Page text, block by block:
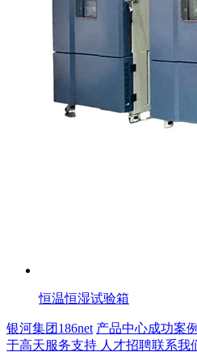
恒温恒湿试验箱
银河集团186net 产品中心成功案例
于高天服务支持 人才招聘联系我